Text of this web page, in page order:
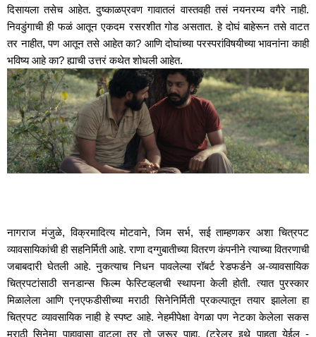
दिसायला तसेच आहेत. दुष्काळप्रवण गावातलं वास्तवही तसं नयनरम्य वगैरे नाही.
निवडुंगाची ही फळं आतून एकदम रसरशीत गोड असतात. हे दोघं बाहेरून तसे वाटत
तर नाहीत, पण आतून तसे आहेत का? आणि दोघांच्या परस्परांविषयीच्या भावनांना काही
भविष्य आहे का? ह्याची उत्तरं कथेत शोधली आहेत.
नागराज मंजुळे, विक्रमादित्य मोटवाने, जिम सर्भ, सई ताम्हणकर अशा चित्रपट
व्यावसायिकांची ही सहनिर्मिती आहे. राणा दग्गुबातीच्या वितरण कंपनीने त्याच्या वितरणाची
जबाबदारी घेतली आहे. नुकत्याच निधन पावलेल्या रॉबर्ट रेडफर्डने अ-व्यावसायिक
चित्रपटांसाठी सनडान्स फिल्म फेस्टिव्हलची स्थापना केली होती. त्यात पुरस्कार
मिळालेला आणि एनएफडीसीच्या मराठी सिनेनिर्मिती प्रकल्पातून तयार झालेला हा
चित्रपट व्यावसायिक नाही हे स्पष्ट आहे. नेहमीपेक्षा वेगळा पण नेटका केलेला सकस